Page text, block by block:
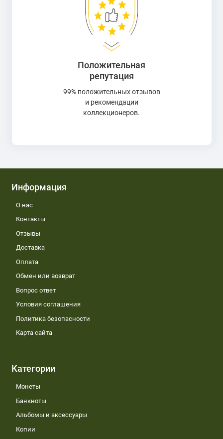
Положительная
репутация
99% положительных отзывов
и рекомендации
коллекционеров.
Информация
О нас
Контакты
Отзывы
Доставка
Оплата
Обмен или возврат
Вопрос ответ
Условия соглашения
Политика безопасности
Карта сайта
Категории
Монеты
Банкноты
Альбомы и аксессуары
Копии